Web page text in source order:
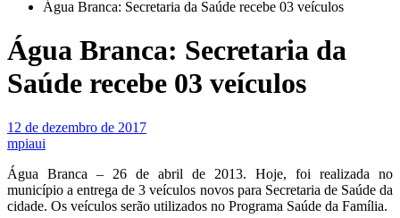
Água Branca: Secretaria da Saúde recebe 03 veículos
Água Branca: Secretaria da
Saúde recebe 03 veículos
12 de dezembro de 2017
mpiaui
Água Branca – 26 de abril de 2013. Hoje, foi realizada no
município a entrega de 3 veículos novos para Secretaria de Saúde da
cidade. Os veículos serão utilizados no Programa Saúde da Família.